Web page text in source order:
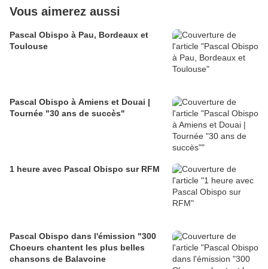
Vous aimerez aussi
Pascal Obispo à Pau, Bordeaux et
Toulouse
Pascal Obispo à Amiens et Douai |
Tournée "30 ans de succès"
1 heure avec Pascal Obispo sur RFM
Pascal Obispo dans l'émission "300
Choeurs chantent les plus belles
chansons de Balavoine